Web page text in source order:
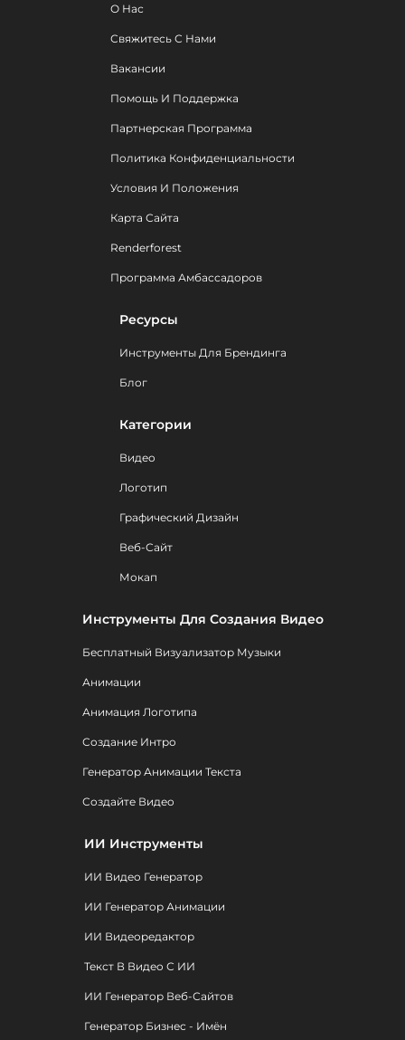
О Нас
Свяжитесь С Нами
Вакансии
Помощь И Поддержка
Партнерская Программа
Политика Конфиденциальности
Условия И Положения
Карта Сайта
Renderforest
Программа Амбассадоров
Ресурсы
Инструменты Для Брендинга
Блог
Категории
Видео
Логотип
Графический Дизайн
Веб-Сайт
Мокап
Инструменты Для Создания Видео
Бесплатный Визуализатор Музыки
Анимации
Анимация Логотипа
Создание Интро
Генератор Анимации Текста
Создайте Видео
ИИ Инструменты
ИИ Видео Генератор
ИИ Генератор Анимации
ИИ Видеоредактор
Текст В Видео С ИИ
ИИ Генератор Веб-Сайтов
Генератор Бизнес - Имён